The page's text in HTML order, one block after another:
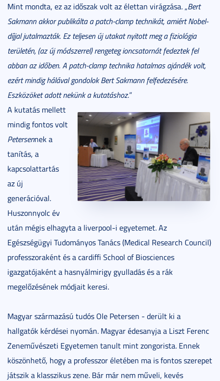
Mint mondta, ez az időszak volt az élettan virágzása. „Bert
Sakmann akkor publikálta a patch-clamp technikát, amiért Nobel-
díjjal jutalmazták. Ez teljesen új utakat nyitott meg a fiziológia
területén, (az új módszerrel) rengeteg ioncsatornát fedeztek fel
abban az időben. A patch-clamp technika hatalmas ajándék volt,
ezért mindig hálával gondolok Bert Sakmann felfedezésére.
Eszközöket adott nekünk a kutatáshoz.”
A kutatás mellett
mindig fontos volt
Petersennek a
tanítás, a
kapcsolattartás
az új
generációval.
Huszonnyolc év
után mégis elhagyta a liverpool-i egyetemet. Az
Egészségügyi Tudományos Tanács (Medical Research Council)
professzoraként és a cardiffi School of Biosciences
igazgatójaként a hasnyálmirigy gyulladás és a rák
megelőzésének módjait keresi.
Magyar származású tudós Ole Petersen - derült ki a
hallgatók kérdései nyomán. Magyar édesanyja a Liszt Ferenc
Zeneművészeti Egyetemen tanult mint zongorista. Ennek
köszönhető, hogy a professzor életében ma is fontos szerepet
játszik a klasszikus zene. Bár már nem műveli, kevés